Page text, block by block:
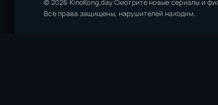
© 2026 KinoKong.day Смотрите новые сериалы и
Все права защищены, нарушителей находим.